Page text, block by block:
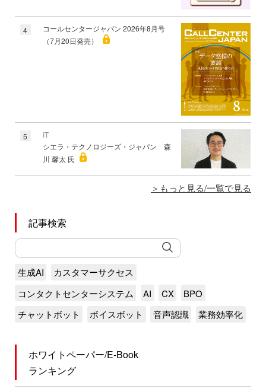
4
コールセンタージャパン 2026年8月号
（7月20日発売）
5
IT
シエラ・テクノロジーズ・ジャパン 森
川 馨太 氏
もっと見る/一覧で見る
記事検索
生成AI
カスタマーサクセス
コンタクトセンターシステム
AI CX
BPO
チャットボット
ボイスボット 音声認識 業務効率化
ホワイトペーパー/E-Book
ランキング